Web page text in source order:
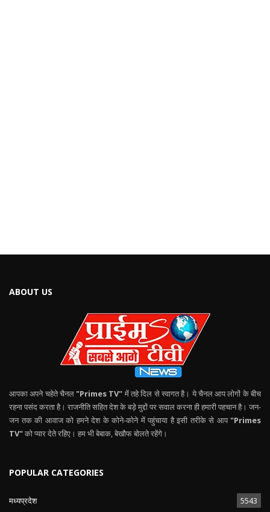
ABOUT US
आपका अपने चहेते चैनल "Primes TV" में तहे दिल से स्वागत है। ये चैनल आप लोगों के बीच
रहना पसंद करता है। राजनीति सहित देश के बड़े मुद्दों पर सवाल करना ही हमारी पहचान है। जन-
जन तक की आवाज को हमने देश के कोने-कोने में पहुंचाया है इसी तरीके से आप "Primes
TV"को प्यार देते रहिए। हम भी बेबाक, बेखौफ बोलते रहेंगे।
POPULAR CATEGORIES
मध्यप्रदेश 5543